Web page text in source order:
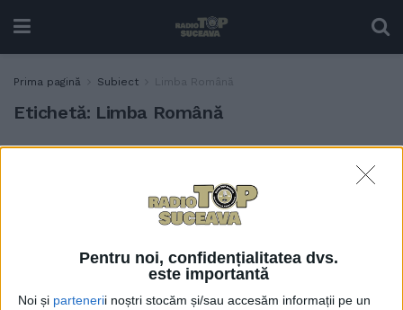
Pentru noi, confidențialitatea dvs.
este importantă
Noi și partenerii noștri stocăm și/sau accesăm informații pe un
Prima pagină Subiect Limba Română
Etichetă: Limba Română
cu programa pentru clasa a
IX-a la Română. Prof.
Gabriela Cazac: Abordarea
cea mai potrivită în acest
moment
17 DECEMBRIE, 2025